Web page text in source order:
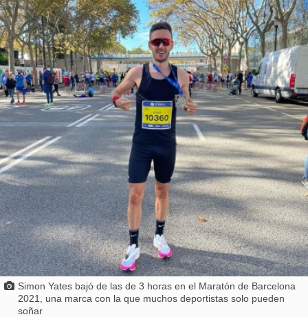
Simon Yates bajó de las de 3 horas en el Maratón de Barcelona
2021, una marca con la que muchos deportistas solo pueden
soñar